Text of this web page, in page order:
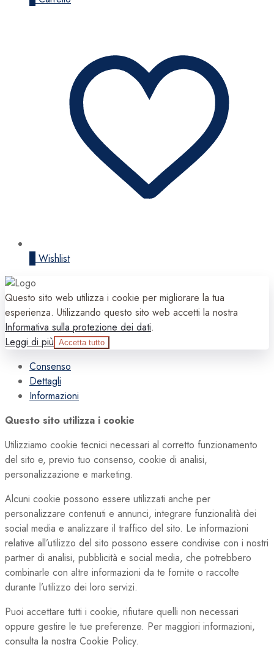
Wishlist
Questo sito web utilizza i cookie per migliorare la tua
esperienza. Utilizzando questo sito web accetti la nostra
Informativa sulla protezione dei dati.
Leggi di più Accetta tutto
Consenso
Dettagli
Informazioni
Questo sito utilizza i cookie
Utilizziamo cookie tecnici necessari al corretto funzionamento
del sito e, previo tuo consenso, cookie di analisi,
personalizzazione e marketing.
Alcuni cookie possono essere utilizzati anche per
personalizzare contenuti e annunci, integrare funzionalità dei
social media e analizzare il traffico del sito. Le informazioni
relative all’utilizzo del sito possono essere condivise con i nostri
partner di analisi, pubblicità e social media, che potrebbero
combinarle con altre informazioni da te fornite o raccolte
durante l’utilizzo dei loro servizi.
Puoi accettare tutti i cookie, rifiutare quelli non necessari
oppure gestire le tue preferenze. Per maggiori informazioni,
consulta la nostra Cookie Policy.